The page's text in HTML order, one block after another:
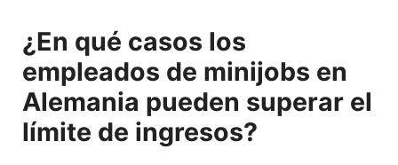
¿En qué casos los
empleados de minijobs en
Alemania pueden superar el
límite de ingresos?